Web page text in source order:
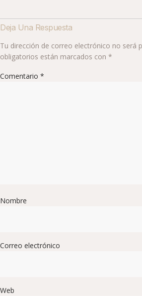
Deja Una Respuesta
Tu dirección de correo electrónico no será
obligatorios están marcados con *
Comentario *
Nombre
Correo electrónico
Web